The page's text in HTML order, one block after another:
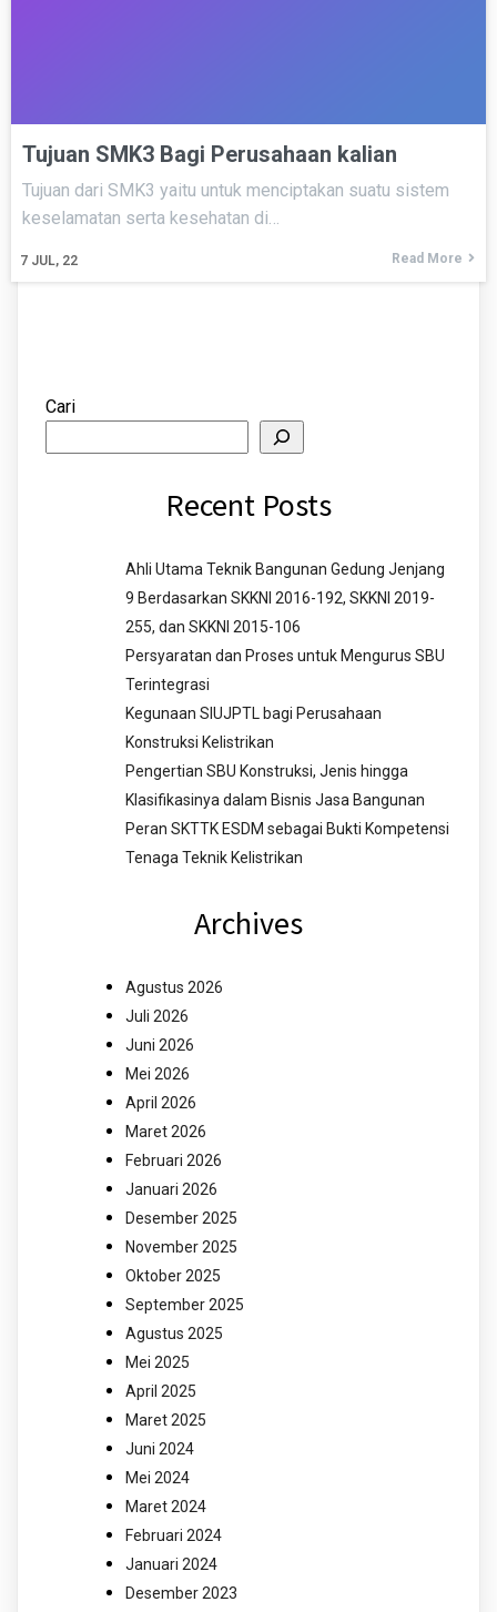
Tujuan SMK3 Bagi Perusahaan kalian
7 JUL, 22
Tujuan dari SMK3 yaitu untuk menciptakan suatu sistem
keselamatan serta kesehatan di…
Read More
Cari
Recent Posts
Ahli Utama Teknik Bangunan Gedung Jenjang
9 Berdasarkan SKKNI 2016-192, SKKNI 2019-
255, dan SKKNI 2015-106
Persyaratan dan Proses untuk Mengurus SBU
Terintegrasi
Kegunaan SIUJPTL bagi Perusahaan
Konstruksi Kelistrikan
Pengertian SBU Konstruksi, Jenis hingga
Klasifikasinya dalam Bisnis Jasa Bangunan
Peran SKTTK ESDM sebagai Bukti Kompetensi
Tenaga Teknik Kelistrikan
Archives
Agustus 2026
Juli 2026
Juni 2026
Mei 2026
April 2026
Maret 2026
Februari 2026
Januari 2026
Desember 2025
November 2025
Oktober 2025
September 2025
Agustus 2025
Mei 2025
April 2025
Maret 2025
Juni 2024
Mei 2024
Maret 2024
Februari 2024
Januari 2024
Desember 2023